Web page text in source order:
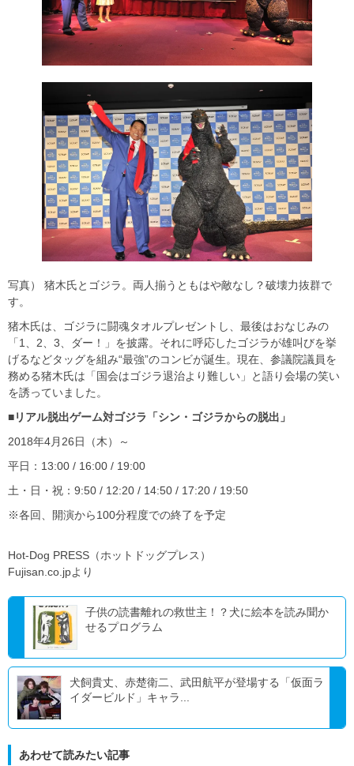
写真） 猪木氏とゴジラ。両人揃うともはや敵なし？破壊力抜群で
す。
猪木氏は、ゴジラに闘魂タオルプレゼントし、最後はおなじみの
「1、2、3、ダー！」を披露。それに呼応したゴジラが雄叫びを挙
げるなどタッグを組み“最強”のコンビが誕生。現在、参議院議員を
務める猪木氏は「国会はゴジラ退治より難しい」と語り会場の笑い
を誘っていました。
■リアル脱出ゲーム対ゴジラ「シン・ゴジラからの脱出」
2018年4月26日（木）～
平日：13:00 / 16:00 / 19:00
土・日・祝：9:50 / 12:20 / 14:50 / 17:20 / 19:50
※各回、開演から100分程度での終了を予定
Hot-Dog PRESS（ホットドッグプレス）
Fujisan.co.jpより
子供の読書離れの救世主！？犬に絵本を読み聞か
せるプログラム
犬飼貴丈、赤楚衛二、武田航平が登場する「仮面ラ
イダービルド」キャラ...
あわせて読みたい記事